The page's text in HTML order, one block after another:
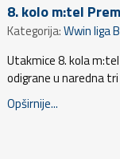
8. kolo m:tel
Kategorija:Wwin liga
Utakmice 8. kola
odigrane u naredna
Opširnije...